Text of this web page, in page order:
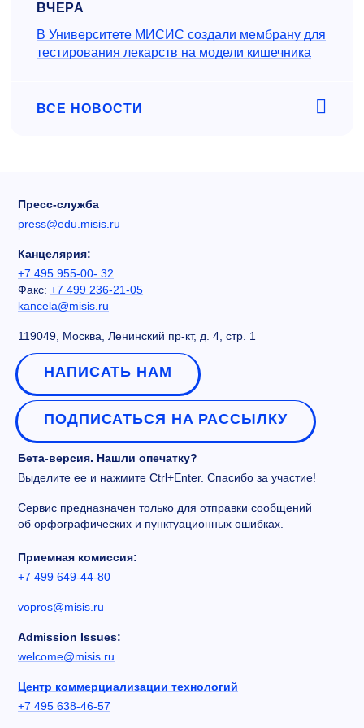
ВЧЕРА
В Университете МИСИС создали мембрану для
тестирования лекарств на модели кишечника
ВСЕ НОВОСТИ
Пресс-служба
press@edu.misis.ru
Канцелярия:
+7 495 955-00- 32
Факс: +7 499 236-21-05
kancela@misis.ru
119049, Москва, Ленинский пр-кт, д. 4, стр. 1
НАПИСАТЬ НАМ
ПОДПИСАТЬСЯ НА РАССЫЛКУ
Бета-версия. Нашли опечатку?
Выделите ее и нажмите Ctrl+Enter. Спасибо за участие!
Сервис предназначен только для отправки сообщений
об орфографических и пунктуационных ошибках.
Приемная комиссия:
+7 499 649-44-80
vopros@misis.ru
Admission Issues:
welcome@misis.ru
Центр коммерциализации технологий
+7 495 638-46-57